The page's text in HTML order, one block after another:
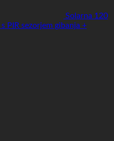
Solarna 120
PIR sezorjem gibanja +